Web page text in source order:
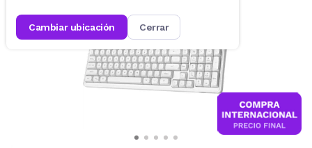
cambiar ubicación cerrar